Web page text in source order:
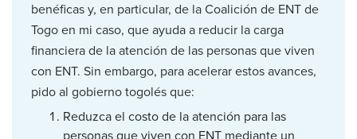
benéficas y, en particular, de la Coalición de ENT de
Togo en mi caso, que ayuda a reducir la carga
financiera de la atención de las personas que viven
con ENT. Sin embargo, para acelerar estos avances,
pido al gobierno togolés que:
Reduzca el costo de la atención para las